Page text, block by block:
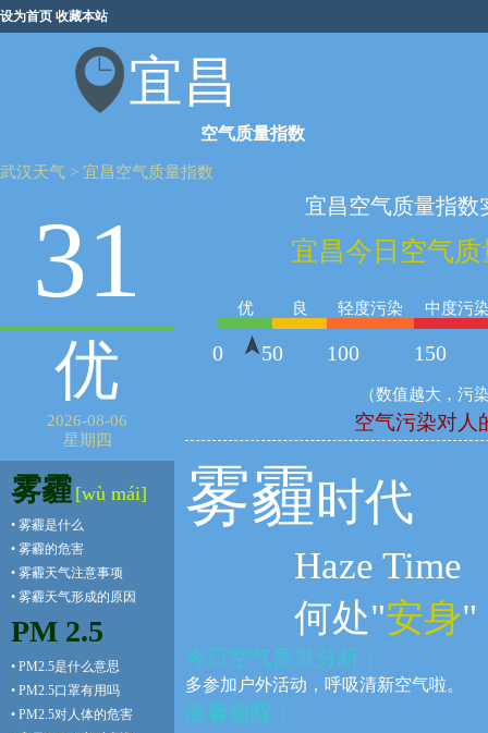
设为首页 收藏本站
宜昌
空气质量指数
武汉天气 > 宜昌空气质量指数
31
优
2026-08-06
星期四
雾霾 [wù mái]
• 雾霾是什么
• 雾霾的危害
• 雾霾天气注意事项
• 雾霾天气形成的原因
PM 2.5
• PM2.5是什么意思
• PM2.5口罩有用吗
• PM2.5对人体的危害
宜昌空气质量指数
宜昌今日空气
优 良 轻度污染 中度污
0 50 100 150
（数值越大，污
空气污染对人
雾霾时代
Haze Time
何处"安身"
今日空气质量分析：
多参加户外活动，呼吸清新空气啦。
温馨提醒：